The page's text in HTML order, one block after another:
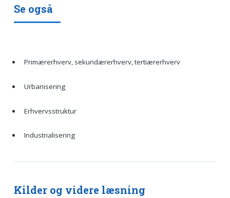
Se også
Primærerhverv, sekundærerhverv, tertiærerhverv
Urbanisering
Erhvervsstruktur
Industrialisering
Kilder og videre læsning